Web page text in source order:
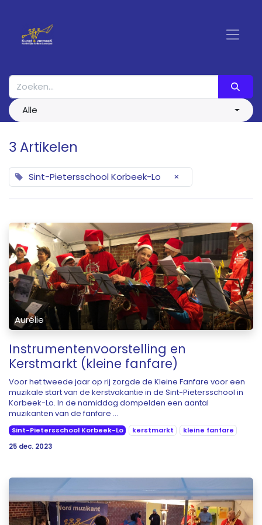
Alle
3 Artikelen
Sint-Pietersschool Korbeek-Lo ×
Aurélie
Instrumentenvoorstelling en
Kerstmarkt (kleine fanfare)
Voor het tweede jaar op rij zorgde de Kleine Fanfare voor een
muzikale start van de kerstvakantie in de Sint-Pietersschool in
Korbeek-Lo. In de namiddag dompelden een aantal
muzikanten van de fanfare ...
Sint-Pietersschool Korbeek-Lo kerstmarkt
kleine fanfare
25 dec. 2023